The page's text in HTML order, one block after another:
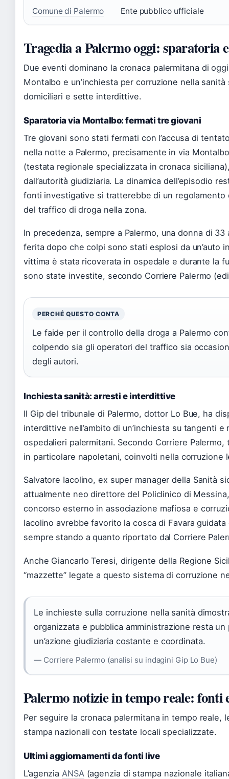
Comune di Palermo Ente pubblico ufficiale
Tragedia a Palermo oggi: sparatoria
Due eventi dominano la cronaca palermitana di
Montalbo e un’inchiesta per corruzione nella
domiciliari e sette interdittive.
Sparatoria via Montalbo: fermati tre giovani
Tre giovani sono stati fermati con l’accusa di
nella notte a Palermo, precisamente in via
(testata regionale specializzata in cronaca
dall’autorità giudiziaria. La dinamica dell’episodio
fonti investigative si tratterebbe di un
del traffico di droga nella zona.
In precedenza, sempre a Palermo, una donna di
ferita dopo che colpi sono stati esplosi da un’auto
vittima è stata ricoverata in ospedale e durante la
sono state investite, secondo Corriere Palermo
PERCHÉ QUESTO CONTA
Le faide per il controllo della droga a Palermo
colpendo sia gli operatori del traffico sia
degli autori.
Inchiesta sanità: arresti e interdittive
Il Gip del tribunale di Palermo, dottor Lo Bue, ha
interdittive nell’ambito di un’inchiesta su tangenti
ospedalieri palermitani. Secondo Corriere
in particolare napoletani, coinvolti nella corruzione
Salvatore Iacolino, ex super manager della Sanità
attualmente neo direttore del Policlinico di
concorso esterno in associazione mafiosa e
Iacolino avrebbe favorito la cosca di Favara
sempre stando a quanto riportato dal Corriere
Anche Giancarlo Teresi, dirigente della Regione
“mazzette” legate a questo sistema di corruzione
Le inchieste sulla corruzione nella sanità
organizzata e pubblica amministrazione resta
un’azione giudiziaria costante e coordinata.
— Corriere Palermo (analisi su indagini Gip Lo Bue)
Palermo notizie in tempo reale: fonti
Per seguire la cronaca palermitana in tempo
stampa nazionali con testate locali specializzate.
Ultimi aggiornamenti da fonti live
L’agenzia ANSA (agenzia di stampa nazionale